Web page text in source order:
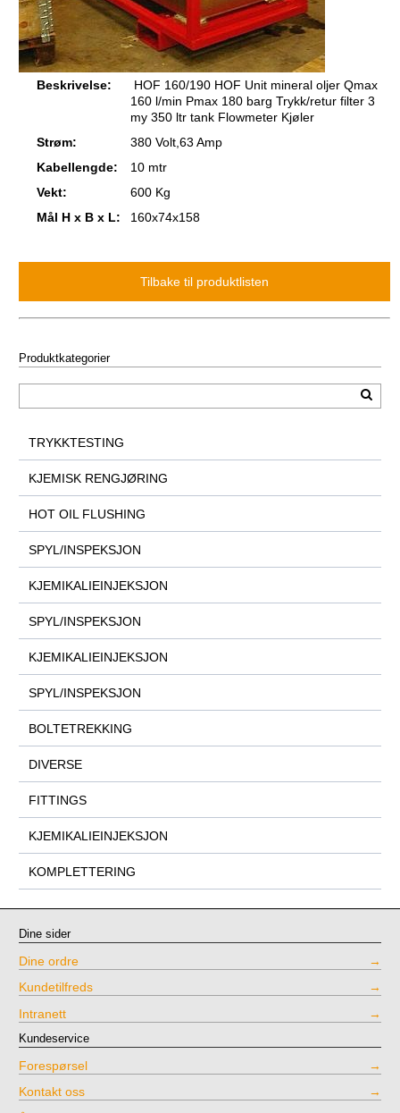
Beskrivelse:
HOF 160/190 HOF Unit mineral oljer Qmax
160 l/min Pmax 180 barg Trykk/retur filter 3
my 350 ltr tank Flowmeter Kjøler
Strøm:
380 Volt,63 Amp
Kabellengde:
10 mtr
Vekt:
600 Kg
Mål H x B x L:
160x74x158
Produktkategorier
TRYKKTESTING
KJEMISK RENGJØRING
HOT OIL FLUSHING
SPYL/INSPEKSJON
KJEMIKALIEINJEKSJON
SPYL/INSPEKSJON
KJEMIKALIEINJEKSJON
SPYL/INSPEKSJON
BOLTETREKKING
DIVERSE
FITTINGS
KJEMIKALIEINJEKSJON
KOMPLETTERING
Dine sider
Dine ordre
Kundetilfreds
Intranett
Kundeservice
Forespørsel
Kontakt oss